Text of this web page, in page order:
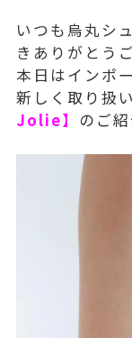
いつも烏丸シ
きありがとう
本日はインポ
新しく取り扱
Jolie】 のご